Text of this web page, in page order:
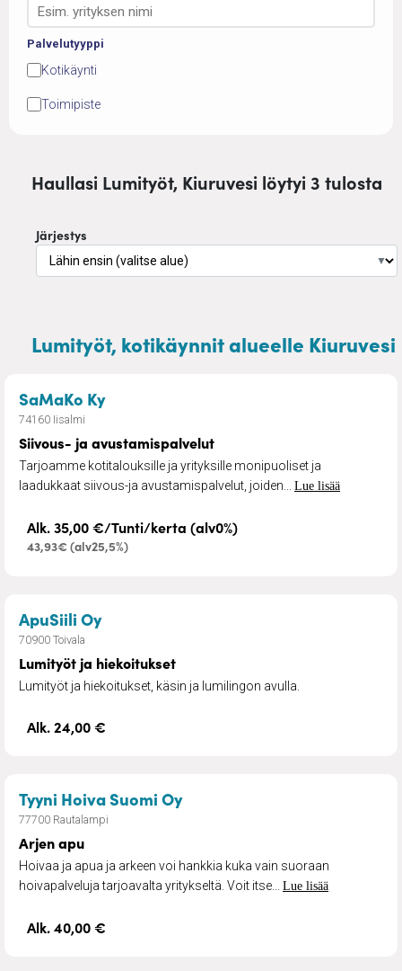
Palvelutyyppi
Kotikäynti
Toimipiste
Haullasi Lumityöt, Kiuruvesi löytyi 3 tulosta
Järjestys
▼
Lumityöt, kotikäynnit alueelle Kiuruvesi
SaMaKo Ky
74160 Iisalmi
Siivous- ja avustamispalvelut
Tarjoamme kotitalouksille ja yrityksille monipuoliset ja
laadukkaat siivous-ja avustamispalvelut, joiden... Lue lisää
Alk. 35,00 €/Tunti/kerta (alv0%)
43,93€ (alv25,5%)
ApuSiili Oy– Lumityöt ja hiekoitukset
70900 Toivala
Lumityöt ja hiekoitukset
Lumityöt ja hiekoitukset, käsin ja lumilingon avulla.
Alk. 24,00 €
Tyyni Hoiva Suomi Oy– Arjen apu
77700 Rautalampi
Arjen apu
Hoivaa ja apua ja arkeen voi hankkia kuka vain suoraan
hoivapalveluja tarjoavalta yritykseltä. Voit itse... Lue lisää
Alk. 40,00 €